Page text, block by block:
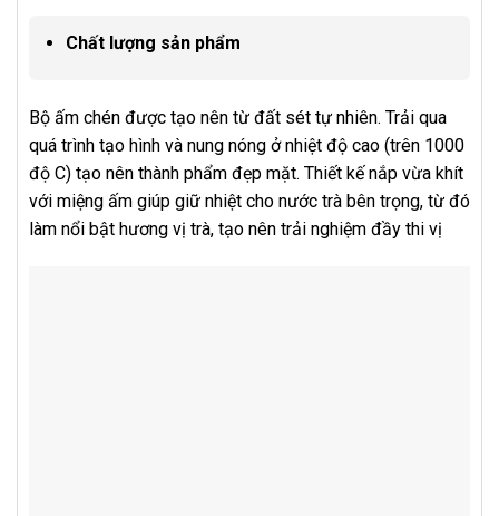
Chất lượng sản phẩm
Bộ ấm chén được tạo nên từ đất sét tự nhiên. Trải qua
quá trình tạo hình và nung nóng ở nhiệt độ cao (trên 1000
độ C) tạo nên thành phẩm đẹp mặt. Thiết kế nắp vừa khít
với miệng ấm giúp giữ nhiệt cho nước trà bên trọng, từ đó
làm nổi bật hương vị trà, tạo nên trải nghiệm đầy thi vị